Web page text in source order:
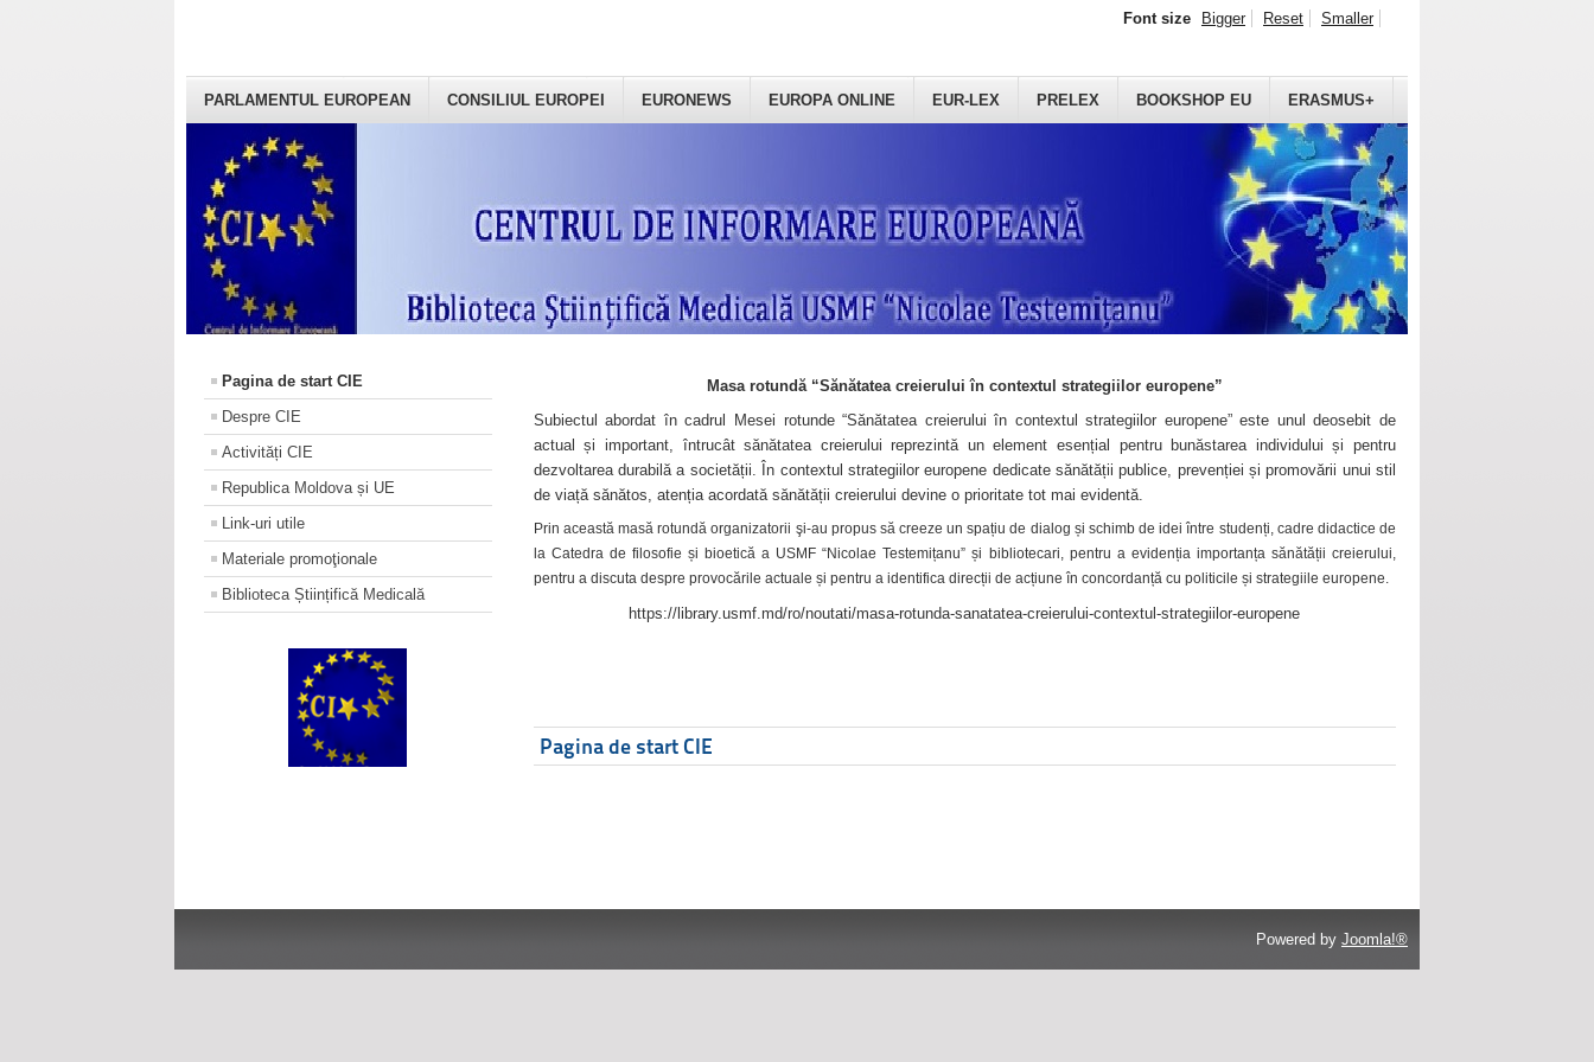
PARLAMENTUL EUROPEAN CONSILIUL EUROPEI EURONEWS EUROPA ONLINE EUR-LEX PRELEX BOOKSHOP EU ERASMUS+
Font size Bigger Reset Smaller
Pagina de start CIE
Despre CIE
Activități CIE
Republica Moldova și UE
Link-uri utile
Materiale promoţionale
Biblioteca Științifică Medicală
Masa rotundă “Sănătatea creierului în contextul strategiilor europene”
Subiectul abordat în cadrul Mesei rotunde “Sănătatea creierului în contextul strategiilor europene” este unul deosebit de
actual și important, întrucât sănătatea creierului reprezintă un element esențial pentru bunăstarea individului și pentru
dezvoltarea durabilă a societății. În contextul strategiilor europene dedicate sănătății publice, prevenției și promovării unui stil
de viață sănătos, atenția acordată sănătății creierului devine o prioritate tot mai evidentă.
Prin această masă rotundă organizatorii şi-au propus să creeze un spațiu de dialog și schimb de idei între studenți, cadre didactice de
la Catedra de filosofie și bioetică a USMF “Nicolae Testemițanu” și bibliotecari, pentru a evidenția importanța sănătății creierului,
pentru a discuta despre provocările actuale și pentru a identifica direcții de acțiune în concordanță cu politicile și strategiile europene.
https://library.usmf.md/ro/noutati/masa-rotunda-sanatatea-creierului-contextul-strategiilor-europene
Pagina de start CIE
Powered by Joomla!®